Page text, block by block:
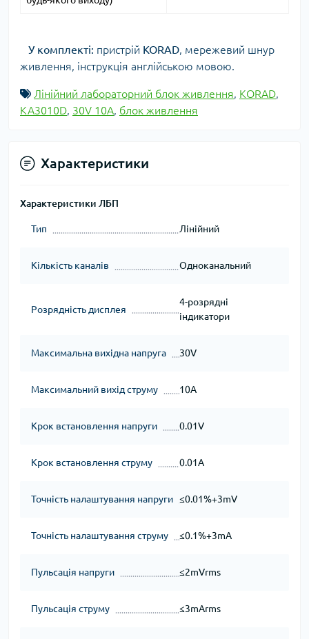
У комплекті: пристрій KORAD, мережевий шнур
живлення, інструкція англійською мовою.
Лінійний лабораторний блок живлення, KORAD,
KA3010D, 30V 10A, блок живлення
Характеристики
Характеристики ЛБП
Тип Лінійний
Кількість каналів Одноканальний
Розрядність дисплея
4-розрядні
індикатори
Максимальна вихідна напруга 30V
Максимальний вихід струму 10A
Крок встановлення напруги 0.01V
Крок встановлення струму 0.01A
Точність налаштування напруги ≤0.01%+3mV
Точність налаштування струму ≤0.1%+3mA
Пульсація напруги ≤2mVrms
Пульсація струму ≤3mArms